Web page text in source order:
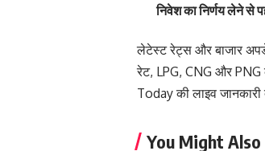
निवेश का निर्णय लेने से
लेटेस्ट रेट्स और बाजार
रेट, LPG, CNG और PNG
Todayकी लाइव
You Might